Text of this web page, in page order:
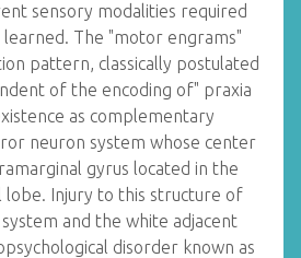
sensory modalities required
The "motor engrams"
pattern, classically postulated
of the encoding of" praxia
as complementary
neuron system whose center
gyrus located in the
Injury to this structure of
and the white adjacent
disorder known as